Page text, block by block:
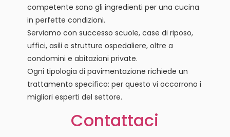
competente sono gli ingredienti per una cucina
in perfette condizioni.
Serviamo con successo scuole, case di riposo,
uffici, asili e strutture ospedaliere, oltre a
condomini e abitazioni private.
Ogni tipologia di pavimentazione richiede un
trattamento specifico: per questo vi occorrono i
migliori esperti del settore.
Contattaci